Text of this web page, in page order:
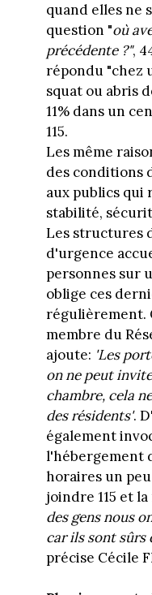
quand elles ne
question "où
précédente ?",
répondu "chez
squat ou abris
11% dans un
115.
Les même
des conditions
aux publics
stabilité,
Les structures
d'urgence
personnes sur
oblige ces
régulièrement.
membre du
ajoute: 'Les
on ne peut
chambre, cela
des résidents'.
également
l'hébergement
horaires un
joindre 115 et
des gens nous
car ils sont sûrs
précise Cécile